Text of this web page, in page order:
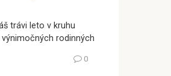
trávi leto v kruhu
rodinných
0